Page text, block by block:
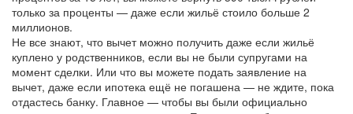
только за проценты — даже если жильё стоило больше 2
миллионов.
Не все знают, что вычет можно получить даже если жильё
куплено у родственников, если вы не были супругами на
момент сделки. Или что вы можете подать заявление на
вычет, даже если ипотека ещё не погашена — не ждите, пока
отдастесь банку. Главное — чтобы вы были официально